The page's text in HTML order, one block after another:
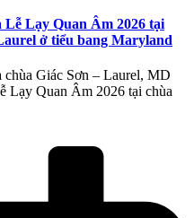
Lạy Quan Âm 2026 tại
ở tiểu bang Maryland
chùa Giác Sơn – Laurel, MD
Lạy Quan Âm 2026 tại chùa